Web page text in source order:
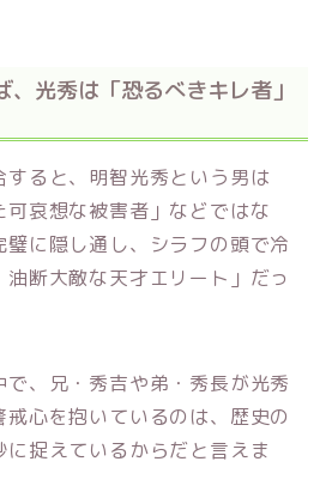
、光秀は「恐るべきキレ者」
ると、明智光秀という男は
可哀想な被害者」などではな
に隠し通し、シラフの頭で冷
断大敵な天才エリート」だっ
で、兄・秀吉や弟・秀長が光秀
心を抱いているのは、歴史の
に捉えているからだと言えま